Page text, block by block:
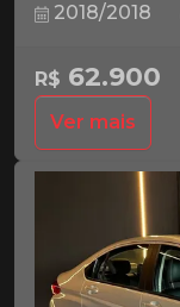
2018/2018
R$ 62.900
Ver mais